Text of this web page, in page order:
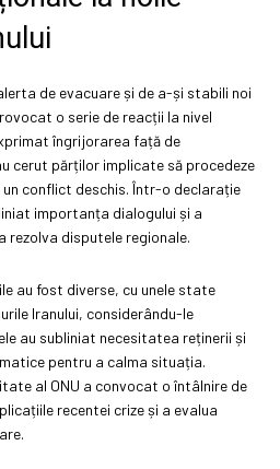
de evacuare și de a-și stabili noi
o serie de reacții la nivel
îngrijorarea față de
cerut părților implicate să procedeze
conflict deschis. Într-o declarație
importanța dialogului și a
rezolva disputele regionale.
au fost diverse, cu unele state
Iranului, considerându-le
au subliniat necesitatea reținerii și
pentru a calma situația.
al ONU a convocat o întâlnire de
recentei crize și a evalua